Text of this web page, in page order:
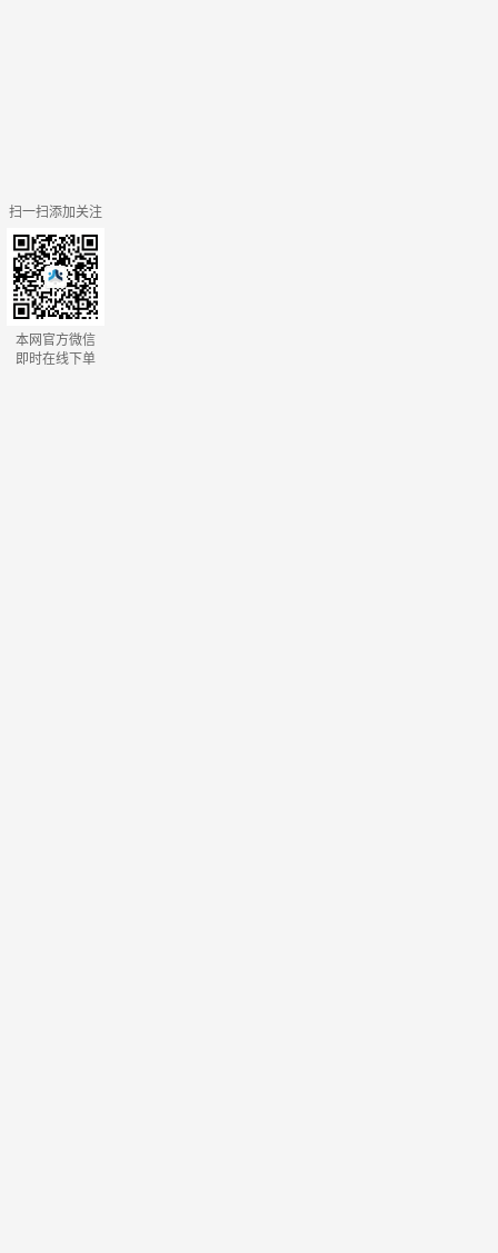
扫一扫添加关注
本网官方微信
即时在线下单